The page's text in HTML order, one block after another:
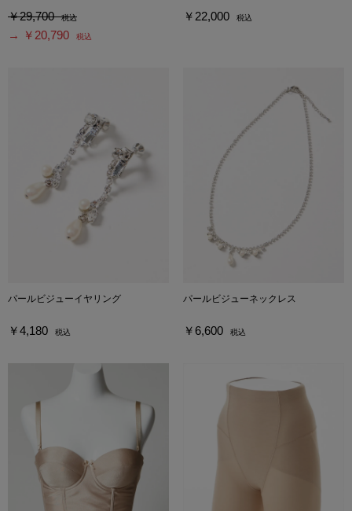
￥29,700 税込
→ ￥20,790 税込
￥22,000 税込
パールビジューイヤリング
￥4,180 税込
パールビジューネックレス
￥6,600 税込